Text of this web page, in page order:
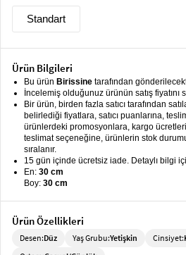
Alt
Giyimkeyboard_arrow_down
Dış
Giyim keyboard_arrow_down
Tesettür
Giyim
keyboard_arrow_down
Büyük
Bedenkeyboard_arrow_down
İç
Giyimkeyboard_arrow_down
Standart
Ürün Bilgileri
Bu ürün Birissine tarafından
İncelemiş olduğunuz ürünün satış fiyatını
Bir ürün, birden fazla satıcı tarafından
belirlediği fiyatlara, satıcı puanlarına,
ürünlerdeki promosyonlara, kargo
teslimat seçeneğine, ürünlerin stok
sıralanır.
15 gün içinde ücretsiz iade. Detaylı bilgi
En: 30 cm
Boy: 30 cm
Ürün Özellikleri
Desen:Düz Yaş Grubu:Yetişkin Cinsiyet: